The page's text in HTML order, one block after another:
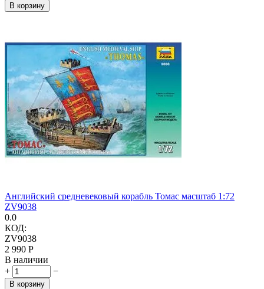
В корзину
Английский средневековый корабль Томас масштаб 1:72
ZV9038
0.0
КОД:
ZV9038
2 990 Р
В наличии
+
−
В корзину